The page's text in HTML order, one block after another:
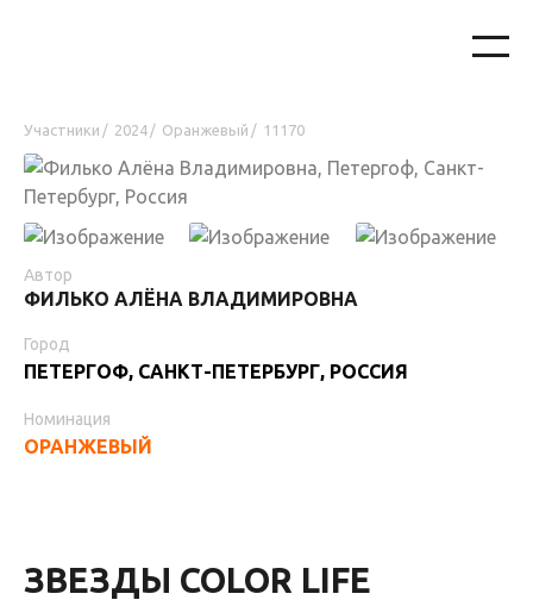
Участники / 2024 / Оранжевый / 11170
Автор
ФИЛЬКО АЛЁНА ВЛАДИМИРОВНА
Город
ПЕТЕРГОФ, САНКТ-ПЕТЕРБУРГ, РОССИЯ
Номинация
ОРАНЖЕВЫЙ
ЗВЕЗДЫ COLOR LIFE